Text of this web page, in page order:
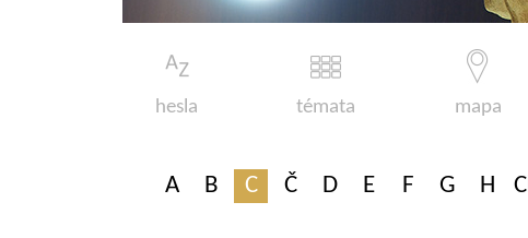
hesla témata mapa
A B C Č D E F G H